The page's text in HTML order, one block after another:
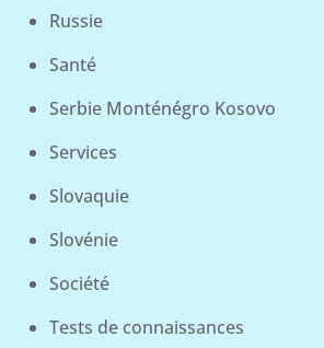
Russie
Santé
Serbie Monténégro Kosovo
Services
Slovaquie
Slovénie
Société
Tests de connaissances